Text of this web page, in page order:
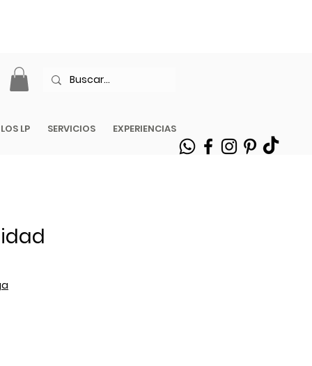
LP SERVICIOS EXPERIENCIAS